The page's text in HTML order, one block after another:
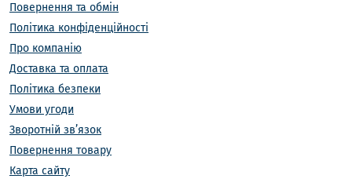
Повернення та обмін
Політика конфіденційності
Про компанію
Доставка та оплата
Політика безпеки
Умови угоди
Зворотній зв’язок
Повернення товару
Карта сайту